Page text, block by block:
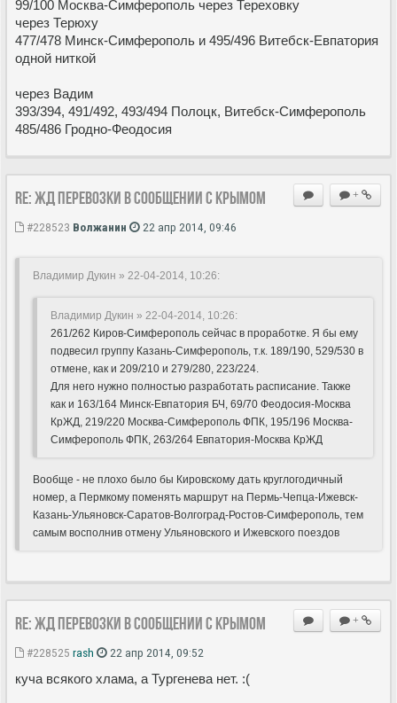
99/100 Москва-Симферополь через Тереховку
через Терюху
477/478 Минск-Симферополь и 495/496 Витебск-Евпатория
одной ниткой
через Вадим
393/394, 491/492, 493/494 Полоцк, Витебск-Симферополь
485/486 Гродно-Феодосия
+
Re: ЖД перевозки в сообщении с Крымом
#228523 Волжанин 22 апр 2014, 09:46
Владимир Дукин » 22-04-2014, 10:26:
Владимир Дукин » 22-04-2014, 10:26:
261/262 Киров-Симферополь сейчас в проработке. Я бы ему
подвесил группу Казань-Симферополь, т.к. 189/190, 529/530 в
отмене, как и 209/210 и 279/280, 223/224.
Для него нужно полностью разработать расписание. Также
как и 163/164 Минск-Евпатория БЧ, 69/70 Феодосия-Москва
КрЖД, 219/220 Москва-Симферополь ФПК, 195/196 Москва-
Симферополь ФПК, 263/264 Евпатория-Москва КрЖД
Вообще - не плохо было бы Кировскому дать круглогодичный
номер, а Пермкому поменять маршрут на Пермь-Чепца-Ижевск-
Казань-Ульяновск-Саратов-Волгоград-Ростов-Симферополь, тем
самым восполнив отмену Ульяновского и Ижевского поездов
+
Re: ЖД перевозки в сообщении с Крымом
#228525 rash 22 апр 2014, 09:52
куча всякого хлама, а Тургенева нет. :(